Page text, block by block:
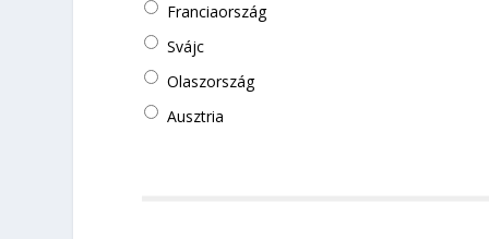
Franciaország
Svájc
Olaszország
Ausztria